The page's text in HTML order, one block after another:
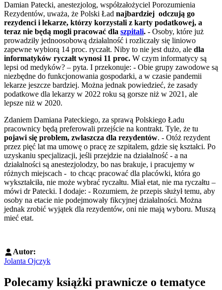
Damian Patecki, anestezjolog, współzałożyciel Porozumienia
Rezydentów, uważa, że Polski Ład najbardziej odczują go
rezydenci i lekarze, którzy korzystali z karty podatkowej, a
teraz nie będą mogli pracować dla szpitali. - Osoby, które już
prowadziły jednoosobową działalność i rozliczały się liniowo
zapewne wybiorą 14 proc. ryczałt. Niby to nie jest dużo, ale dla
informatyków ryczałt wynosi 11 proc. W czym informatycy są
lepsi od medyków? – pyta. I przekonuje: - Obie grupy zawodowe są
niezbędne do funkcjonowania gospodarki, a w czasie pandemii
lekarze jeszcze bardziej. Można jednak powiedzieć, że zasady
podatkowe dla lekarzy w 2022 roku są gorsze niż w 2021, ale
lepsze niż w 2020.
Zdaniem Damiana Pateckiego, za sprawą Polskiego Ładu
pracownicy będą preferowali przejście na kontrakt. Tyle, że tu
pojawi się problem, zwłaszcza dla rezydentów. - Otóż rezydent
przez pięć lat ma umowę o pracę ze szpitalem, gdzie się kształci. Po
uzyskaniu specjalizacji, jeśli przejdzie na działalność - a na
działalności są anestezjolodzy, bo nas brakuje, i pracujemy w
różnych miejscach - to chcąc pracować dla placówki, która go
wykształciła, nie może wybrać ryczałtu. Miał etat, nie ma ryczałtu –
mówi dr Patecki. I dodaje: - Rozumiem, że przepis służył temu, aby
osoby na etacie nie podejmowały fikcyjnej działalności. Można
jednak zrobić wyjątek dla rezydentów, oni nie mają wyboru. Muszą
mieć etat.
Autor:
Jolanta Ojczyk
Polecamy książki prawnicze o tematyce